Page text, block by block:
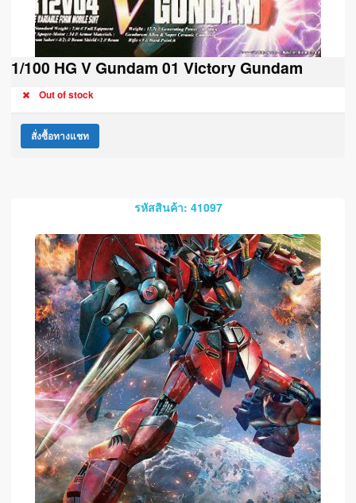
1/100 HG V Gundam 01 Victory Gundam
Out of stock
สั่งซื้อทางแชท
รหัสสินค้า: 41097